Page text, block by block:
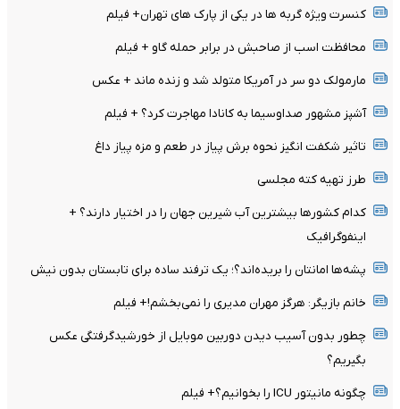
کنسرت ویژه گربه ها در یکی از پارک های تهران+ فیلم
محافظت اسب از صاحبش در برابر حمله گاو + فیلم
مارمولک دو سر در آمریکا متولد شد و زنده ماند + عکس
آشپز مشهور صداوسیما به کانادا مهاجرت کرد؟ + فیلم
تاثیر شکفت انگیز نحوه برش پیاز در طعم و مزه پیاز داغ
طرز تهیه کته مجلسی
کدام کشورها بیشترین آب شیرین جهان را در اختیار دارند؟ +
اینفوگرافیک
پشه‌ها امانتان را بریده‌اند؟؛ یک ترفند ساده برای تابستان بدون نیش
خانم بازیگر: هرگز مهران مدیری را نمی‌بخشم!+ فیلم
چطور بدون آسیب دیدن دوربین موبایل از خورشیدگرفتگی عکس
بگیریم؟
چگونه مانیتور ICU را بخوانیم؟+ فیلم